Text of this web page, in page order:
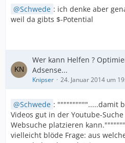
Schwede : ich denke aber
weil da gibts $-Potential
Wer kann Helfen ?
Adsense...
Knipser 24. Januar 2014 um
Schwede : """""""""".....damit
Videos gut in der Youtube-
Websuche platzieren
vielleicht blöde Frage: aus